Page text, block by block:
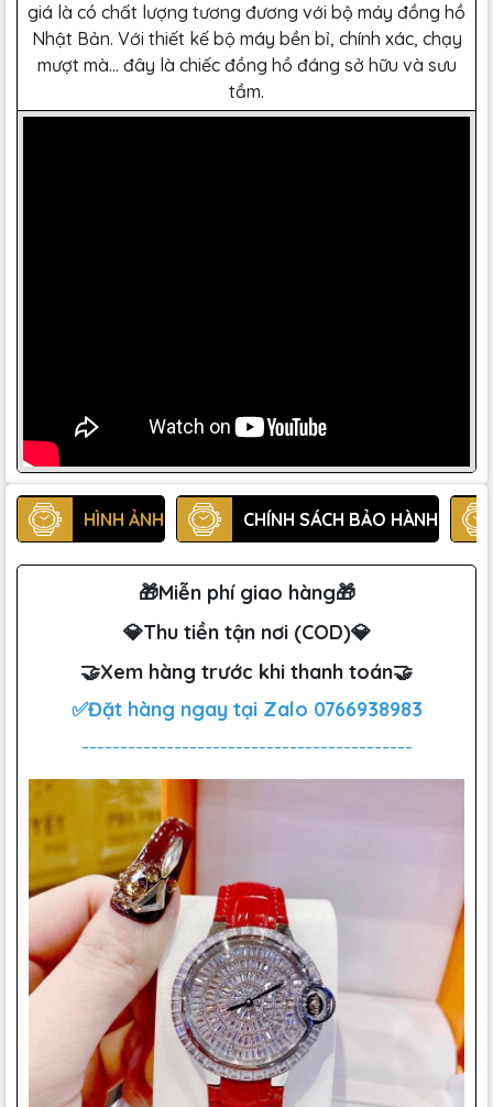
giá là có chất lượng tương đương với bộ máy đồng hồ
Nhật Bản. Với thiết kế bộ máy bền bỉ, chính xác, chạy
mượt mà… đây là chiếc đồng hồ đáng sở hữu và sưu
tầm.
HÌNH ẢNH CHÍNH SÁCH BẢO HÀNH
🎁Miễn phí giao hàng🎁
💎Thu tiền tận nơi (COD)💎
🤝Xem hàng trước khi thanh toán🤝
✅Đặt hàng ngay tại Zalo 0766938983
-------------------------------------------